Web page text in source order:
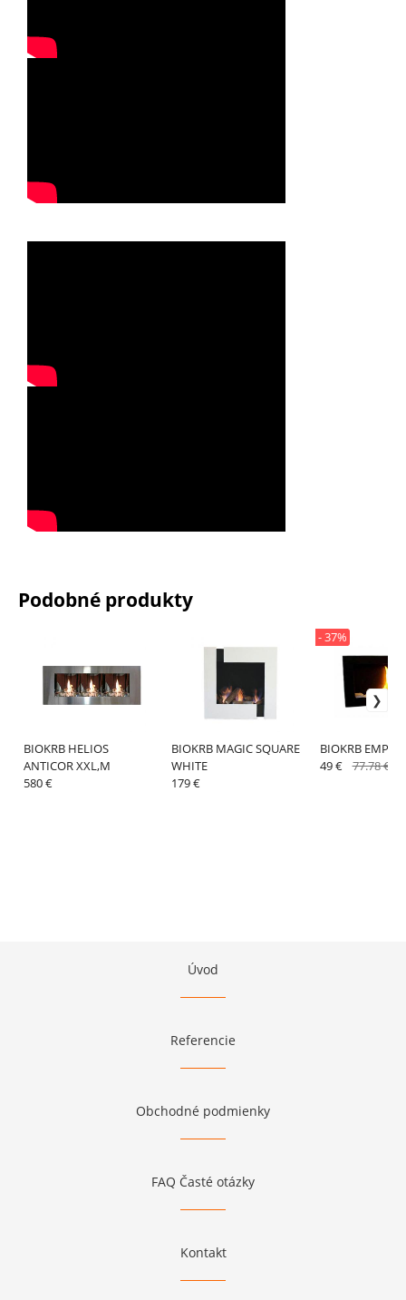
Podobné produkty
BIOKRB HELIOS
ANTICOR XXL,M
580 €
BIOKRB MAGIC SQUARE
WHITE
179 €
BIOKRB
- 37%
49 € 77.78 €
Úvod
Referencie
Obchodné podmienky
FAQ Časté otázky
Kontakt